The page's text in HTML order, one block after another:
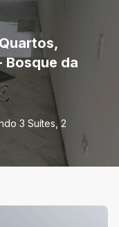
Bosque da
3 Suítes, 2